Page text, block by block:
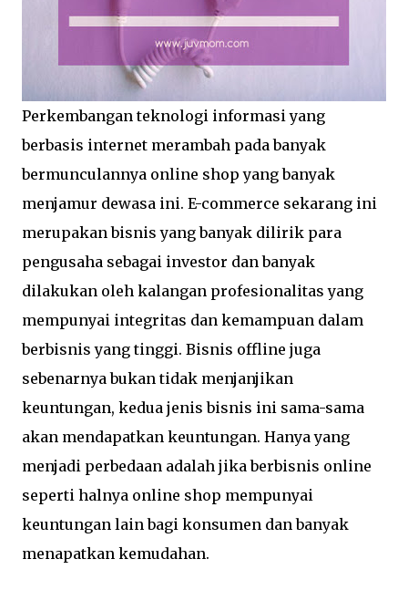
Perkembangan teknologi informasi yang
berbasis internet merambah pada banyak
bermunculannya online shop yang banyak
menjamur dewasa ini. E-commerce sekarang ini
merupakan bisnis yang banyak dilirik para
pengusaha sebagai investor dan banyak
dilakukan oleh kalangan profesionalitas yang
mempunyai integritas dan kemampuan dalam
berbisnis yang tinggi. Bisnis offline juga
sebenarnya bukan tidak menjanjikan
keuntungan, kedua jenis bisnis ini sama-sama
akan mendapatkan keuntungan. Hanya yang
menjadi perbedaan adalah jika berbisnis online
seperti halnya online shop mempunyai
keuntungan lain bagi konsumen dan banyak
menapatkan kemudahan.